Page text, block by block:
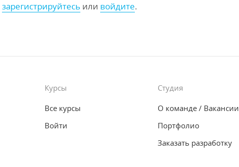
зарегистрируйтесь или войдите.
Курсы
Все курсы
Войти
Студия
О команде / Вакансии
Портфолио
Заказать разработку